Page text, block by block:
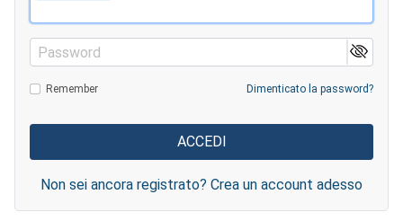
Password
Remember Dimenticato la password?
Non sei ancora registrato? Crea un account adesso